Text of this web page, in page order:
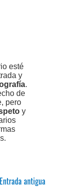
esté
y
.
de
pero
y
Entrada antigua